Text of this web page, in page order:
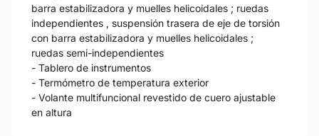
barra estabilizadora y muelles helicoidales ; ruedas
independientes , suspensión trasera de eje de torsión
con barra estabilizadora y muelles helicoidales ;
ruedas semi-independientes
- Tablero de instrumentos
- Termómetro de temperatura exterior
- Volante multifuncional revestido de cuero ajustable
en altura